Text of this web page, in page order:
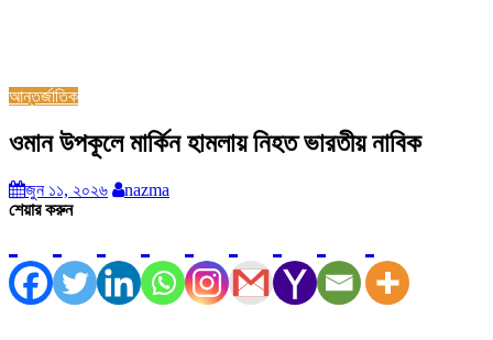
আন্তর্জাতিক
ওমান উপকূলে মার্কিন হামলায় নিহত ভারতীয় নাবিক
জুন ১১, ২০২৬
nazma
শেয়ার করুন